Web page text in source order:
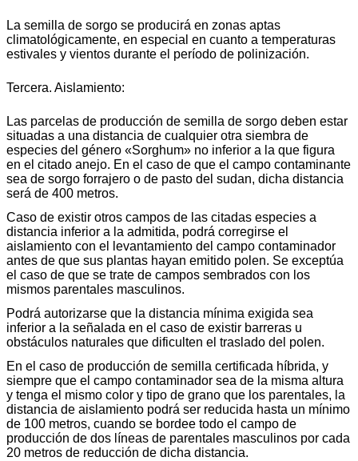
La semilla de sorgo se producirá en zonas aptas
climatológicamente, en especial en cuanto a temperaturas
estivales y vientos durante el período de polinización.
Tercera. Aislamiento:
Las parcelas de producción de semilla de sorgo deben estar
situadas a una distancia de cualquier otra siembra de
especies del género «Sorghum» no inferior a la que figura
en el citado anejo. En el caso de que el campo contaminante
sea de sorgo forrajero o de pasto del sudan, dicha distancia
será de 400 metros.
Caso de existir otros campos de las citadas especies a
distancia inferior a la admitida, podrá corregirse el
aislamiento con el levantamiento del campo contaminador
antes de que sus plantas hayan emitido polen. Se exceptúa
el caso de que se trate de campos sembrados con los
mismos parentales masculinos.
Podrá autorizarse que la distancia mínima exigida sea
inferior a la señalada en el caso de existir barreras u
obstáculos naturales que dificulten el traslado del polen.
En el caso de producción de semilla certificada híbrida, y
siempre que el campo contaminador sea de la misma altura
y tenga el mismo color y tipo de grano que los parentales, la
distancia de aislamiento podrá ser reducida hasta un mínimo
de 100 metros, cuando se bordee todo el campo de
producción de dos líneas de parentales masculinos por cada
20 metros de reducción de dicha distancia.